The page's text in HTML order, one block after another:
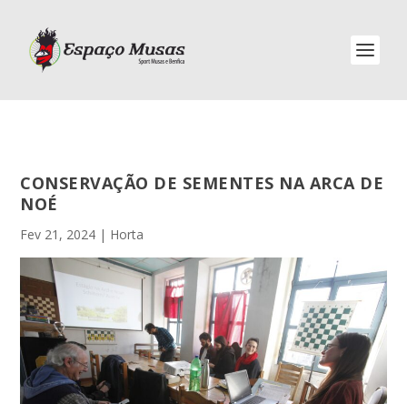
CONSERVAÇÃO DE SEMENTES NA ARCA DE
NOÉ
Fev 21, 2024 | Horta